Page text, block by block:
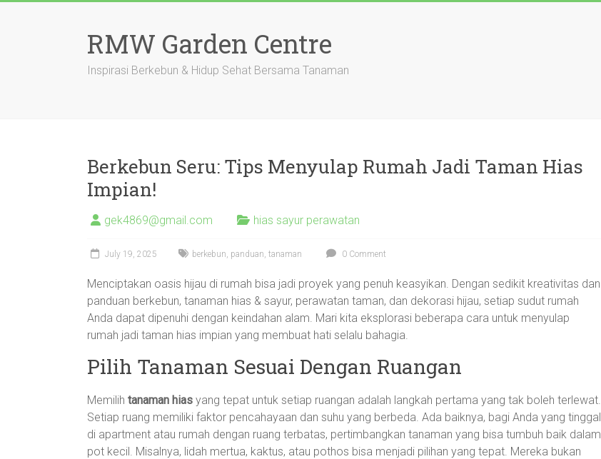
RMW Garden Centre
Inspirasi Berkebun & Hidup Sehat Bersama Tanaman
Berkebun Seru: Tips Menyulap Rumah Jadi Taman Hias
Impian!
gek4869@gmail.com hias sayur perawatan
July 19, 2025 berkebun, panduan, tanaman 0 Comment
Menciptakan oasis hijau di rumah bisa jadi proyek yang penuh keasyikan. Dengan sedikit kreativitas dan
panduan berkebun, tanaman hias & sayur, perawatan taman, dan dekorasi hijau, setiap sudut rumah
Anda dapat dipenuhi dengan keindahan alam. Mari kita eksplorasi beberapa cara untuk menyulap
rumah jadi taman hias impian yang membuat hati selalu bahagia.
Pilih Tanaman Sesuai Dengan Ruangan
Memilih tanaman hias yang tepat untuk setiap ruangan adalah langkah pertama yang tak boleh terlewat.
Setiap ruang memiliki faktor pencahayaan dan suhu yang berbeda. Ada baiknya, bagi Anda yang tinggal
di apartment atau rumah dengan ruang terbatas, pertimbangkan tanaman yang bisa tumbuh baik dalam
pot kecil. Misalnya, lidah mertua, kaktus, atau pothos bisa menjadi pilihan yang tepat. Mereka bukan